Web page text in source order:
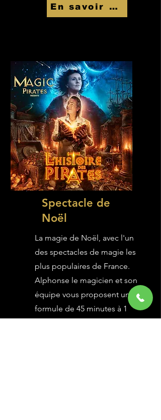
En savoir Plus
Spectacle de
Noël
La magie de Noël, avec l'un
des spectacles de magie les
plus populaires de France.
Alphonse le magicien et son
équipe vous proposent une
formule de 45 minutes à 1